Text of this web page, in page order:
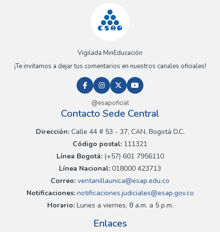
Vigilada MinEducación
¡Te invitamos a dejar tus comentarios en nuestros canales oficiales!
@esapoficial
Contacto Sede Central
Dirección:Calle 44 # 53 - 37, CAN, Bogotá D.C.
Código postal: 111321
Línea Bogotá:(+57) 601 7956110
Línea Nacional: 018000 423713
Correo: ventanillaunica@esap.edu.co
Notificaciones:notificaciones.judiciales@esap.gov.co
Horario:Lunes a viernes, 8 a.m. a 5 p.m.
Enlaces